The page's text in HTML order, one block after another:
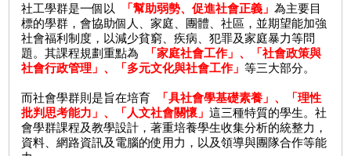
社工學群是一個以 「幫助弱勢、促進社會正義」為主要目
標的學群，會協助個人、家庭、團體、社區，並期望能加強
社會福利制度，以減少貧窮、疾病、犯罪及家庭暴力等問
題。其課程規劃重點為
「家庭社會工作」、「社會政策與
社會行政管理」、「多元文化與社會工作」等三大部分。
而社會學群則是旨在培育
「具社會學基礎素養」、「理性
批判思考能力」、「人文社會關懷」這三種特質的學生。社
會學群課程及教學設計，著重培養學生收集分析的統整力，
資料、網路資訊及電腦的使用力，以及領導與團隊合作等能